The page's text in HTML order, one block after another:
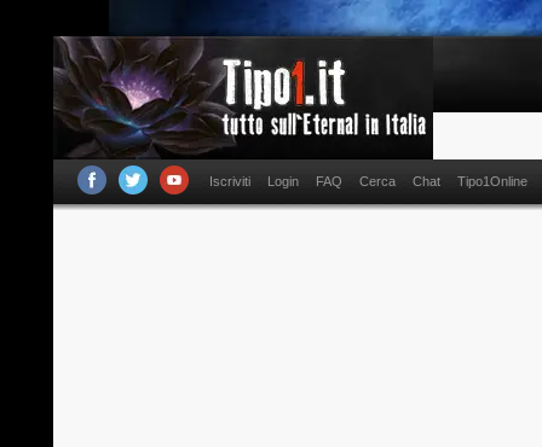
Iscriviti Login FAQ Cerca Chat Tipo1Online